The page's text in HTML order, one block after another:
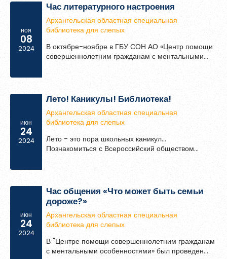
цель которого: поделиться опытом и обсудить
особенности работы с незрячими и
слабовидящими пользователями в учреждениях
услугах Архангельской областной специальной
библиотеки для слепых.
ноя
08
2024
Час литературного настроения
Архангельская областная специальная
библиотека для слепых
В октябре-ноябре в ГБУ СОН АО «Центр помощи
совершеннолетним гражданам с ментальными
«Златокудрый поэт России» о творчестве С.А.
Есенина.
июн
24
2024
Лето! Каникулы! Библиотека!
Архангельская областная специальная
библиотека для слепых
Лето - это пора школьных каникул...
Познакомиться с Всероссийский обществом
июн
24
2024
Час общения «Что может быть семьи
дороже?»
Архангельская областная специальная
библиотека для слепых
В "Центре помощи совершеннолетним гражданам
с ментальными особенностями» был проведен